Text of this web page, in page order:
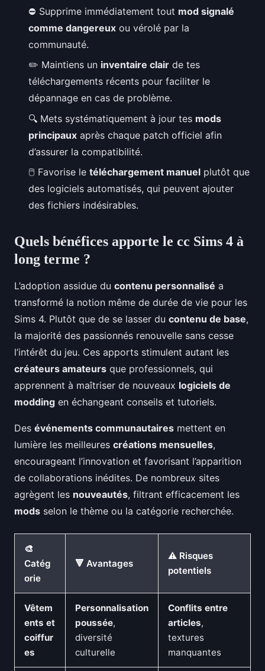
⛔ Supprime immédiatement tout mod signalé
comme dangereux ou vérolé par la
communauté.
✏️ Maintiens un inventaire clair de tes
téléchargements récents pour faciliter le
dépannage en cas de problème.
🔍 Mets systématiquement à jour tes mods
principaux après chaque patch officiel afin
d’assurer la compatibilité.
🖱️ Favorise le téléchargement manuel plutôt que
des logiciels automatisés, qui peuvent ajouter
des fichiers indésirables.
Quels bénéfices apporte le cc Sims 4 à
long terme ?
L’adoption assidue du contenu personnalisé a
transformé la notion même de durée de vie pour les
Sims 4. Plutôt que de se lasser du contenu de base,
la majorité des passionnés renouvelle sans cesse
l’intérêt du jeu. Ces apports stimulent autant les
créateurs amateurs que professionnels, qui
apprennent à maîtriser de nouveaux logiciels de
modding en échangeant conseils et tutoriels.
Des événements communautaires mettent en
lumière les meilleures créations mensuelles,
encourageant l’innovation et favorisant l’apparition
de collaborations inédites. De nombreux sites
agrègent les nouveautés, filtrant efficacement les
mods selon le thème ou la catégorie recherchée.
🎨
Catég
orie
🔻 Avantages
⚠️ Risques
potentiels
Vêtem
ents et
coiffur
es
Personnalisation
poussée,
diversité
culturelle
Conflits entre
articles,
textures
manquantes